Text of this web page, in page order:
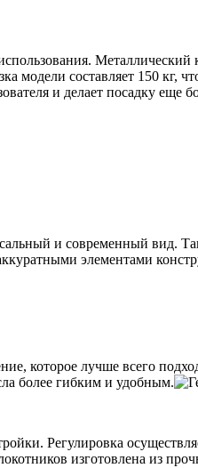
Металлический
составляет 150 кг,
и делает посадку еще
и современный вид.
элементами
которое лучше всего
более гибким и удобным.
Регулировка
изготовлена из